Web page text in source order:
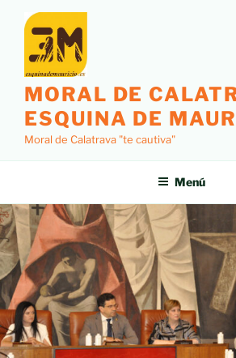
MORAL DE
ESQUINA DE
Moral de Calatrava "te cautiva"
Menú